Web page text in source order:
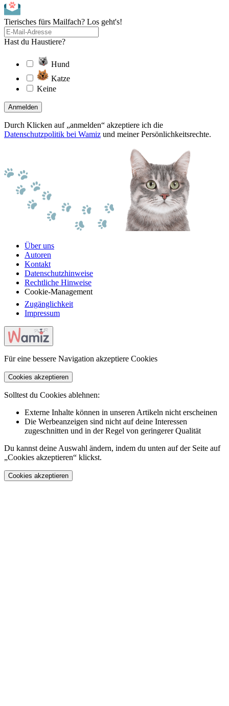
Tierisches fürs Mailfach? Los geht's!
Hast du Haustiere?
Hund
Katze
Keine
Anmelden
Durch Klicken auf „anmelden“ akzeptiere ich die
Datenschutzpolitik bei Wamiz und meiner Persönlichkeitsrechte.
Über uns
Autoren
Kontakt
Datenschutzhinweise
Rechtliche Hinweise
Cookie-Management
Zugänglichkeit
Impressum
Für eine bessere Navigation akzeptiere Cookies
Cookies akzeptieren
Solltest du Cookies ablehnen:
Externe Inhalte können in unseren Artikeln nicht erscheinen
Die Werbeanzeigen sind nicht auf deine Interessen
zugeschnitten und in der Regel von geringerer Qualität
Du kannst deine Auswahl ändern, indem du unten auf der Seite auf
„Cookies akzeptieren“ klickst.
Cookies akzeptieren